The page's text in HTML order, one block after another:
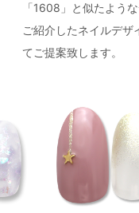
「1608」と似たよう
ご紹介したネイルデザ
てご提案致します。